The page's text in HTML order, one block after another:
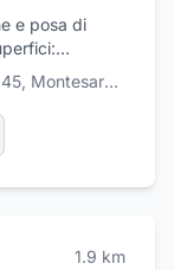
dei
e posa di
Privacy,
, Montesarchio
1.9 km